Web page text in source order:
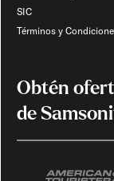
SIC
Términos y
Obtén
de